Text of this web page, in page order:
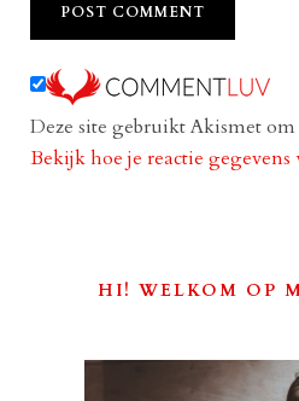
Deze site gebruikt Akismet
Bekijk hoe je reactie
HI! WELKOM OP